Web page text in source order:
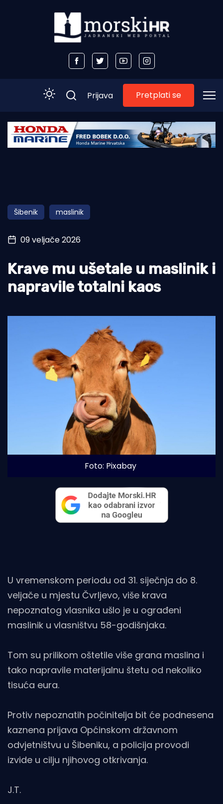
Početna
Obala
Otoci
Turizam i nautika
Pomorstvo
Ribolov
Prijava Pretplati se
Šibenik maslinik
09 veljače 2026
Krave mu ušetale u maslinik i
napravile totalni kaos
Foto: Pixabay
U vremenskom periodu od 31. siječnja do 8.
veljače u mjestu Čvrljevo, više krava
nepoznatog vlasnika ušlo je u ograđeni
maslinik u vlasništvu 58-godišnjaka.
Tom su prilikom oštetile više grana maslina i
tako napravile materijalnu štetu od nekoliko
tisuća eura.
Protiv nepoznatih počinitelja bit će podnesena
kaznena prijava Općinskom državnom
odvjetništvu u Šibeniku, a policija provodi
izvide u cilju njihovog otkrivanja.
J.T.